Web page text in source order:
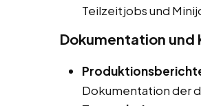
Teilzeitjobs und
Dokumentation und
Dokumentation der